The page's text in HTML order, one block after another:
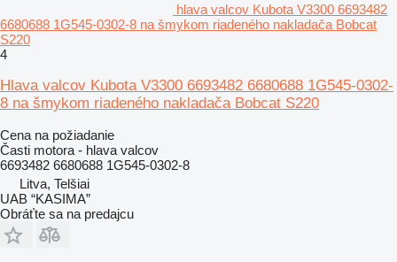
hlava valcov Kubota V3300 6693482
6680688 1G545-0302-8 na šmykom riadeného nakladača Bobcat
S220
4
Hlava valcov Kubota V3300 6693482 6680688 1G545-0302-
8 na šmykom riadeného nakladača Bobcat S220
Cena na požiadanie
Časti motora - hlava valcov
6693482 6680688 1G545-0302-8
Litva, Telšiai
UAB “KASIMA”
Obráťte sa na predajcu